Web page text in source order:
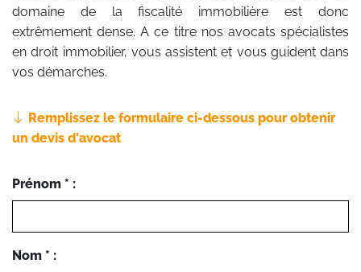
domaine de la fiscalité immobilière est donc
extrêmement dense. A ce titre nos avocats spécialistes
en droit immobilier, vous assistent et vous guident dans
vos démarches.
Remplissez le formulaire ci-dessous pour obtenir
un devis d'avocat
Prénom * :
Nom * :